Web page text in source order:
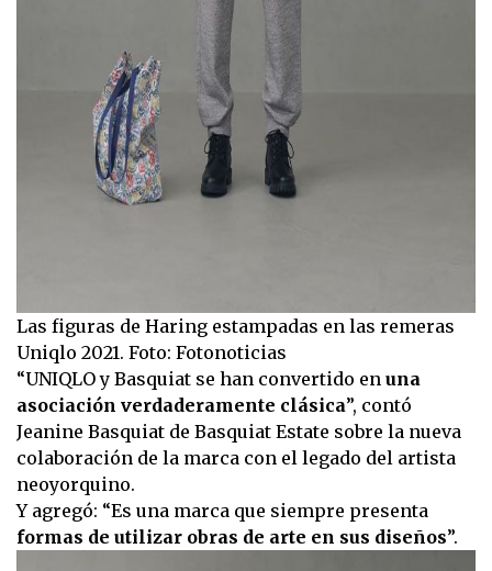
Las figuras de Haring estampadas en las remeras
Uniqlo 2021. Foto: Fotonoticias
“UNIQLO y Basquiat se han convertido en una
asociación verdaderamente clásica”, contó
Jeanine Basquiat de Basquiat Estate sobre la nueva
colaboración de la marca con el legado del artista
neoyorquino.
Y agregó: “Es una marca que siempre presenta
formas de utilizar obras de arte en sus diseños”.